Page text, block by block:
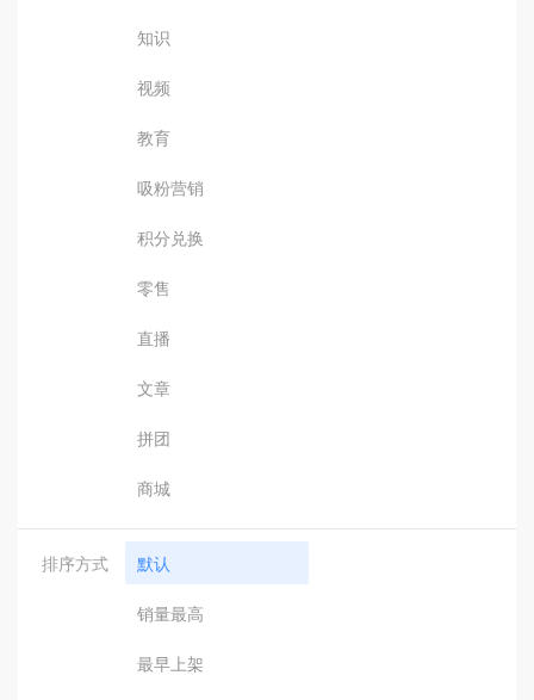
知识
视频
教育
吸粉营销
积分兑换
零售
直播
文章
拼团
商城
排序方式 默认
销量最高
最早上架